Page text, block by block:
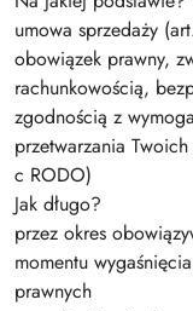
umowa sprzedaży
obowiązek prawny,
rachunkowością,
zgodnością z
przetwarzania
c RODO)
Jak długo?
przez okres
momentu
prawnych